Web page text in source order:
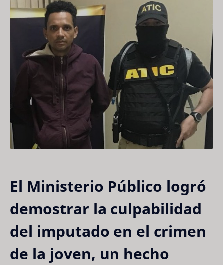
El Ministerio Público logró
demostrar la culpabilidad
del imputado en el crimen
de la joven, un hecho